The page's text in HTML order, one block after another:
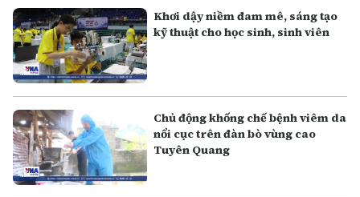
Khơi dậy niềm đam mê, sáng tạo
kỹ thuật cho học sinh, sinh viên
Chủ động khống chế bệnh viêm da
nổi cục trên đàn bò vùng cao
Tuyên Quang